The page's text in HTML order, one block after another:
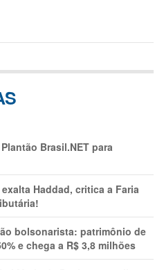
Brasil.NET para
Haddad, critica a Faria
bolsonarista: patrimônio de
e chega a R$ 3,8 milhões